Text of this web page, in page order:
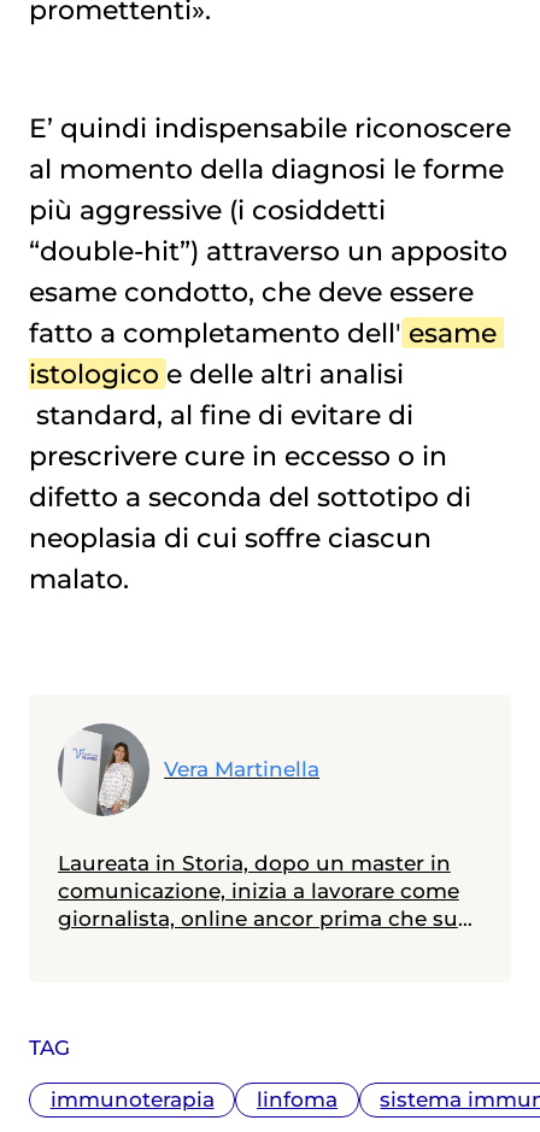
TAG
immunoterapia linfoma sistema
promettenti».
E’ quindi indispensabile riconoscere
al momento della diagnosi le forme
più aggressive (i cosiddetti
“double-hit”) attraverso un apposito
esame condotto, che deve essere
fatto a completamento dell' esame
istologico e delle altri analisi
standard, al fine di evitare di
prescrivere cure in eccesso o in
difetto a seconda del sottotipo di
neoplasia di cui soffre ciascun
malato.
Vera Martinella
Laureata in Storia, dopo un master in
comunicazione, inizia a lavorare come
giornalista, online ancor prima che su
Fondazione Umberto Veronesi.